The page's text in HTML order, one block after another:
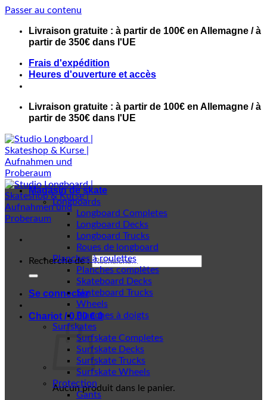
Passer au contenu
Livraison gratuite : à partir de 100€ en Allemagne / à
partir de 350€ dans l'UE
Frais d'expédition
Heures d'ouverture et accès
Livraison gratuite : à partir de 100€ en Allemagne / à
partir de 350€ dans l'UE
Recherche de :
Se connecter
Chariot /0,00€ 0
Aucun produit dans le panier.
Magasin de skate
Longboards
Longboard Completes
Longboard Decks
Longboard Trucks
Roues de longboard
Planches à roulettes
Planches complètes
Skateboard Decks
Skateboard Trucks
Wheels
Planches à doigts
Surfskates
Surfskate Completes
Surfskate Decks
Surfskate Trucks
Surfskate Wheels
Protection
Gants